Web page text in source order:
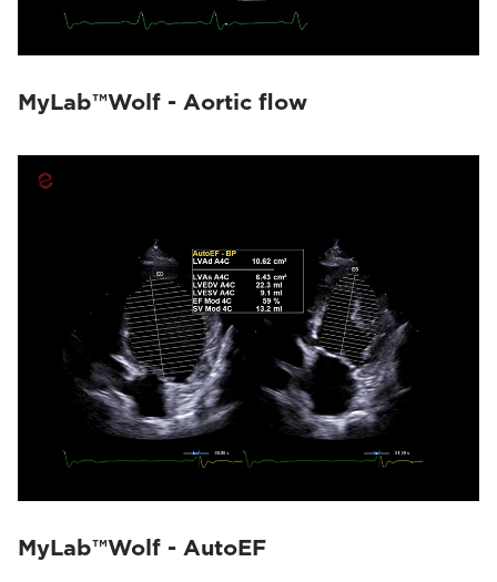
MyLab™Wolf - Aortic flow
MyLab™Wolf - AutoEF